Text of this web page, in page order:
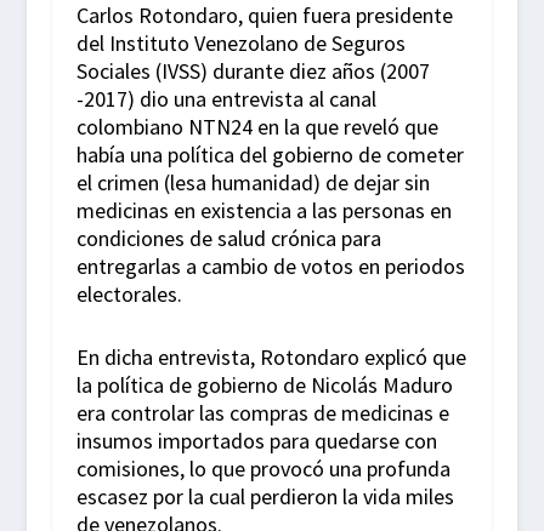
Carlos Rotondaro, quien fuera presidente
del Instituto Venezolano de Seguros
Sociales (IVSS) durante diez años (2007
-2017) dio una entrevista al canal
colombiano NTN24 en la que reveló que
había una política del gobierno de cometer
el crimen (lesa humanidad) de dejar sin
medicinas en existencia a las personas en
condiciones de salud crónica para
entregarlas a cambio de votos en periodos
electorales.
En dicha entrevista, Rotondaro explicó que
la política de gobierno de Nicolás Maduro
era controlar las compras de medicinas e
insumos importados para quedarse con
comisiones, lo que provocó una profunda
escasez por la cual perdieron la vida miles
de venezolanos.